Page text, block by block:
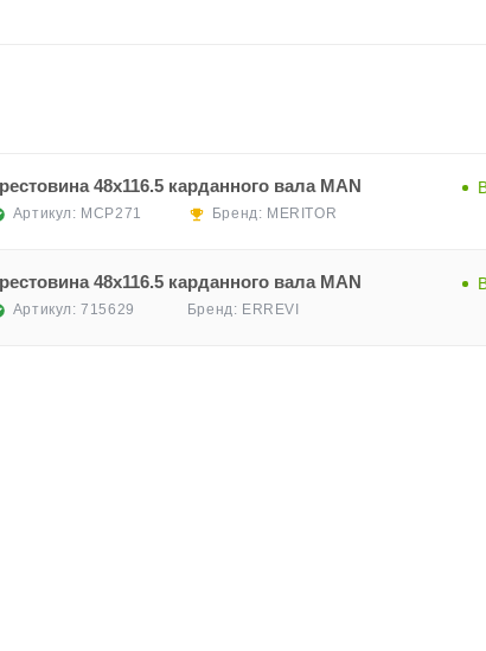
48x116.5 карданного вала MAN
Артикул: MCP271 Бренд: MERITOR
48x116.5 карданного вала MAN
Артикул:715629 Бренд: ERREVI